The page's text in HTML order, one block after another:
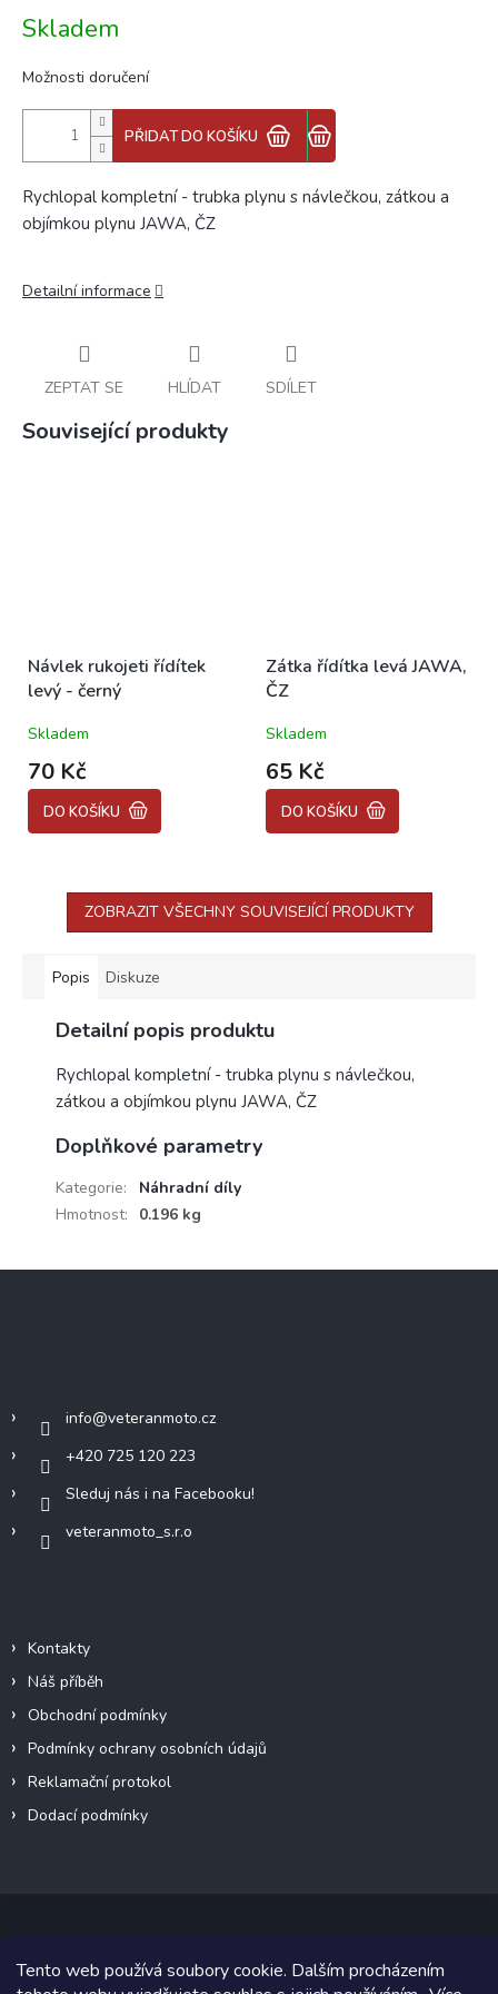
Tento web používá soubory cookie. Dalším procházením
cena:
Skladem
Možnosti doručení
PŘIDAT DO KOŠÍKU
Rychlopal kompletní - trubka plynu s návlečkou, zátkou a
objímkou plynu JAWA, ČZ
Detailní informace
ZEPTAT SE HLÍDAT SDÍLET
Související produkty
Návlek rukojeti řídítek
levý - černý
Skladem
70 Kč
DO KOŠÍKU
Zátka řídítka levá JAWA,
ČZ
Skladem
65 Kč
DO KOŠÍKU
ZOBRAZIT VŠECHNY SOUVISEJÍCÍ PRODUKTY
Popis Diskuze
Detailní popis produktu
Rychlopal kompletní - trubka plynu s návlečkou,
zátkou a objímkou plynu JAWA, ČZ
Doplňkové parametry
Kategorie:
Náhradní díly
Hmotnost: 0.196 kg
info@veteranmoto.cz
+420 725 120 223
Sleduj nás i na Facebooku!
veteranmoto_s.r.o
Kontakty
Náš příběh
Obchodní podmínky
Podmínky ochrany osobních údajů
Reklamační protokol
Dodací podmínky
Copyright 2026VeteránMoto s.r.o.. Všechna práva vyhrazena.